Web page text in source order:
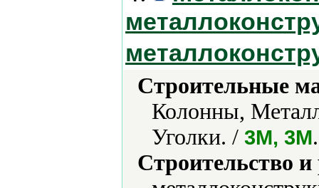
Строительные
Колонны,
Уголки. / 3M, 3М.
Строительство